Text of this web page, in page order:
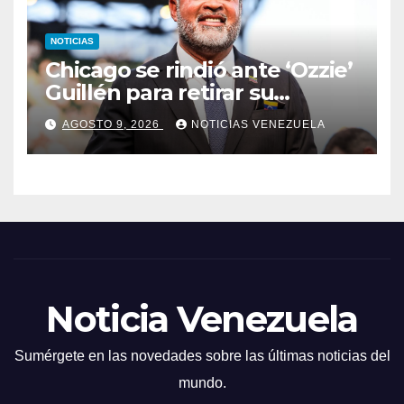
NOTICIAS
Chicago se rindió ante ‘Ozzie’
Guillén para retirar su
número
AGOSTO 9, 2026 NOTICIAS VENEZUELA
Noticia Venezuela
Sumérgete en las novedades sobre las últimas noticias del
mundo.